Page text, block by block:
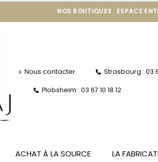
NOS BOUTIQUES ESPACE
Nous contacter Strasbourg : 03
Plobsheim : 03 67 10 18 12
ACHAT À LA SOURCE LA